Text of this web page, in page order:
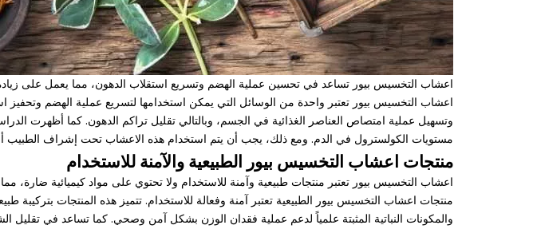
اعشاب التخسيس بيور تساعد في تحسين عملية الهضم وتسريع استقلاب الدهون، مما يعمل على
اعشاب التخسيس بيور تعتبر واحدة من الوسائل التي يمكن استخدامها لتسريع عملية الهضم
وتسهيل عملية امتصاص العناصر الغذائية في الجسم، وبالتالي تقليل تراكم الدهون. كما أظهرت
مستويات الكولسترول في الدم. ومع ذلك، يجب أن يتم استخدام هذه الاعشاب تحت إشراف الطبيب
منتجات اعشاب التخسيس بيور الطبيعية والآمنة للاستخدام
اعشاب التخسيس بيور تعتبر منتجات طبيعية وآمنة للاستخدام ولا تحتوي على مواد كيميائية ضارة، مما
والمكونات النباتية المثبتة علمياً لدعم عملية فقدان الوزن بشكل آمن وصحي. كما تساعد في تقليل